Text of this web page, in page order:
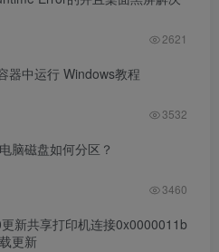
2621
器中运行 Windows教程
3532
脑磁盘如何分区？
3460
新共享打印机连接0x0000011b
更新